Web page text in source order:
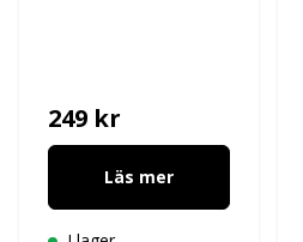
249 kr
Läs mer